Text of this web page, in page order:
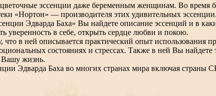
эссенции даже беременным женщинам. Во время
«Нортон» — производителя этих удивительных эссенции.
Эдварда Баха» Вы найдете описание эссенций и в
уверенность в себе, открыть сердце любви и покою.
в ней описывается практический опыт использования
состояниях и стрессах. Также в ней Вы найдете
жизнь.
Эдварда Баха во многих странах мира включая страны